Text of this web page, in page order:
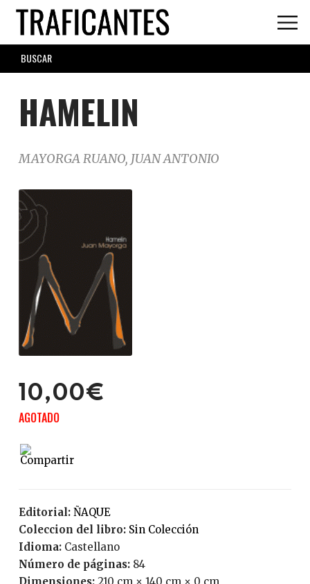
Skip
main
content
SEARCH
FORM
HAMELIN
MAYORGA RUANO, JUAN ANTONIO
10,00€
AGOTADO
Editorial:
ÑAQUE
Coleccion del libro:
Sin Colección
Idioma:
Castellano
Número de páginas:
84